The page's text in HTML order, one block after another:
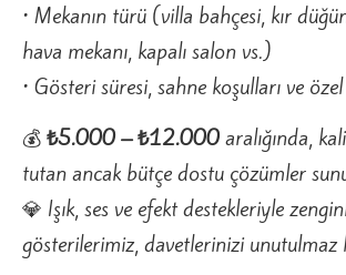
• Mekanın türü (villa bahçesi, kır
hava mekanı, kapalı salon vs.)
• Gösteri süresi, sahne koşulları ve
💰₺5.000 – ₺12.000aralığında,
tutan ancak bütçe dostu çözümler
💎 Işık, ses ve efekt destekleriyle
gösterilerimiz, davetlerinizi unutulmaz